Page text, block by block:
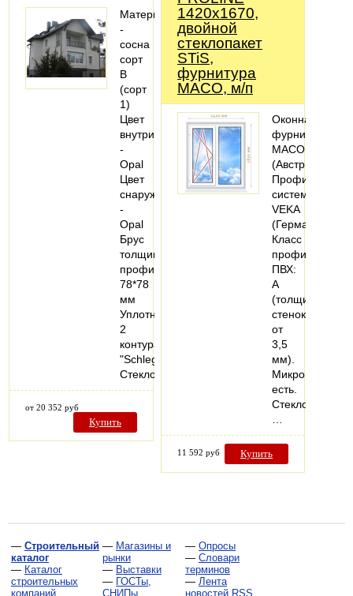
Материал
-
сосна
сорт
В
(сорт
1)
Цвет
внутри
-
Opal
Цвет
снаружи
-
Opal
Брус
толщиной
профиля
78*78
мм
Уплотнитель
2
контура
"Schlegel"
Стеклопакет…
от 20 352 руб
Купить
1420х1670,
двойной
стеклопакет
STiS,
фурнитура
MACO, м/п
Оконная
фурнитура
MACO
(Австрия).
Профильная
система:
VEKA
(Германия).
Класс
профиля
ПВХ:
А
(толщина
стенок
от
3,5
мм).
есть.
Стеклопакеты:
11 592 руб Купить
— Строительный
каталог
— Каталог
строительных
компаний
— Магазины и
рынки
— Выставки
— ГОСТы,
СНИПы,
— Опросы
— Словари
терминов
— Лента
новостей RSS